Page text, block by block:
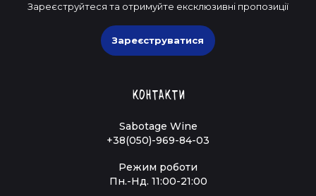
Зареєструйтеся та отримуйте ексклюзивні пропозиції
Зареєструватися
Контакти
Sabotage Wine
+38(050)-969-84-03
Режим роботи
Пн.-Нд. 11:00-21:00